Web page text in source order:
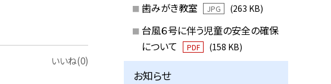
いいね(0)
歯みがき教室 JPG (263 KB)
台風６号に伴う児童の安全の確保
について
PDF (158 KB)
お知らせ